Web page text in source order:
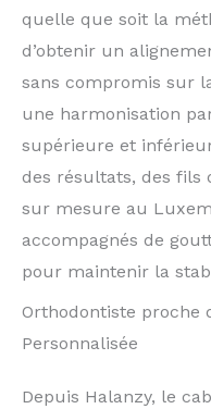
quelle que soit la
d’obtenir un
sans compromis sur
une harmonisation
supérieure et
des résultats, des fils
sur mesure au
accompagnés de
pour maintenir la
Orthodontiste proche
Personnalisée
Depuis Halanzy, le